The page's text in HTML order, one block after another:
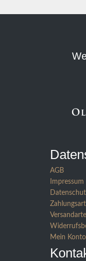
AGB
Impressum
Mein Konto